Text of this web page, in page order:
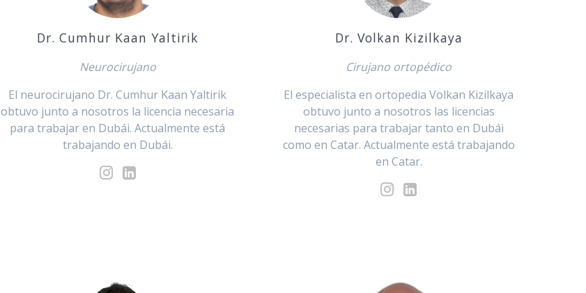
Dr. Cumhur Kaan Yaltirik
Neurocirujano
El neurocirujano Dr. Cumhur Kaan Yaltirik
obtuvo junto a nosotros la licencia necesaria
para trabajar en Dubái. Actualmente está
trabajando en Dubái.
Dr. Volkan Kizilkaya
Cirujano ortopédico
El especialista en ortopedia Volkan Kizilkaya
obtuvo junto a nosotros las licencias
necesarias para trabajar tanto en Dubái
como en Catar. Actualmente está trabajando
en Catar.